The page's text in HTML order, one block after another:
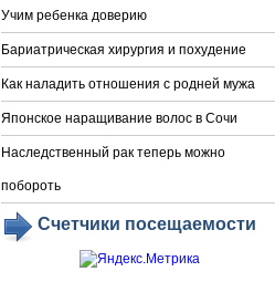
Учим ребенка доверию
Бариатрическая хирургия и похудение
Как наладить отношения с родней мужа
Японское наращивание волос в Сочи
Наследственный рак теперь можно
побороть
Счетчики посещаемости